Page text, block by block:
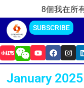
content
8個我在所有網
SUBSCRIBE
Y
o
u
u
F
a
c
b
I
n
s
a e
January 2025